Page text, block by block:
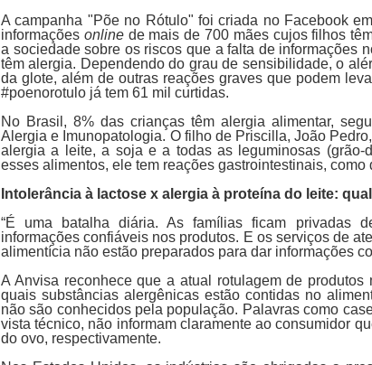
A campanha "Põe no Rótulo" foi criada no Facebook
informações onlinede mais de 700 mães cujos filhos
a sociedade sobre os riscos que a falta de informações
têm alergia. Dependendo do grau de sensibilidade, o
da glote, além de outras reações graves que podem
#poenorotulo já tem 61 mil curtidas.
No Brasil, 8% das crianças têm alergia alimentar,
Alergia e Imunopatologia. O filho de Priscilla, João
alergia a leite, a soja e a todas as leguminosas (grão-
esses alimentos, ele tem reações gastrointestinais, como
Intolerância à lactose x alergia à proteína do leite:
“É uma batalha diária. As famílias ficam privadas
informações confiáveis nos produtos. E os serviços de
alimentícia não estão preparados para dar informações
A Anvisa reconhece que a atual rotulagem de
quais substâncias alergênicas estão contidas no
não são conhecidos pela população. Palavras como
vista técnico, não informam claramente ao consumidor
do ovo, respectivamente.